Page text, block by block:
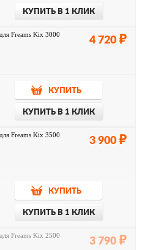
КУПИТЬ В 1 КЛИК
Freams Kix 3000
4 720
КУПИТЬ
КУПИТЬ В 1 КЛИК
Freams Kix 3500
3 900
КУПИТЬ
КУПИТЬ В 1 КЛИК
Freams Kix 2500
3 790